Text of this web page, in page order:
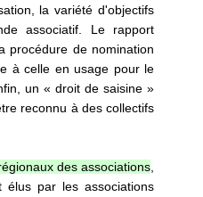
la variété d'objectifs
associatif. Le rapport
procédure de nomination
à celle en usage pour le
un « droit de saisine »
reconnu à des collectifs
des associations
élus par les associations